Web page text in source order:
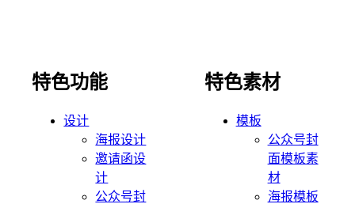
特色功能
设计
海报设计
邀请函设
计
公众号封
特色素材
模板
公众号封
面模板素
材
海报模板